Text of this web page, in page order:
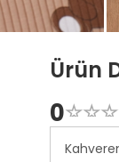
Ürün
0☆☆☆
★★★